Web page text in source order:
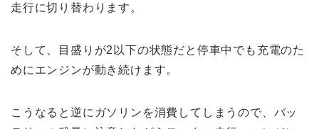
走行に切り替わります。
そして、目盛りが2以下の状態だと停車中でも充電のた
めにエンジンが動き続けます。
こうなると逆にガソリンを消費してしまうので、バッ